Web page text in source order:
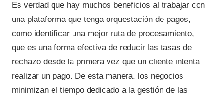
Es verdad que hay muchos beneficios al trabajar con
una plataforma que tenga orquestación de pagos,
como identificar una mejor ruta de procesamiento,
que es una forma efectiva de reducir las tasas de
rechazo desde la primera vez que un cliente intenta
realizar un pago. De esta manera, los negocios
minimizan el tiempo dedicado a la gestión de las